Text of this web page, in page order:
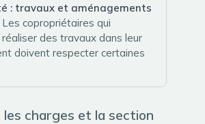
: travaux et aménagements
Les copropriétaires qui
des travaux dans leur
doivent respecter certaines
les charges et la section